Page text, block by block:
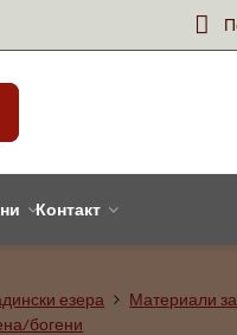
Контакт
езера
Материали
богени